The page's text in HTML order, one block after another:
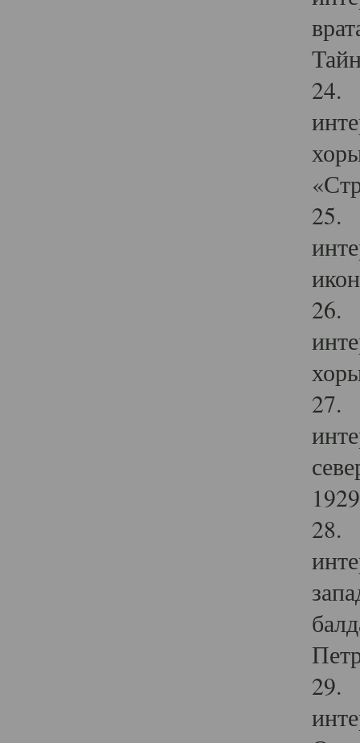
24.
25.
26.
27.
28.
29.